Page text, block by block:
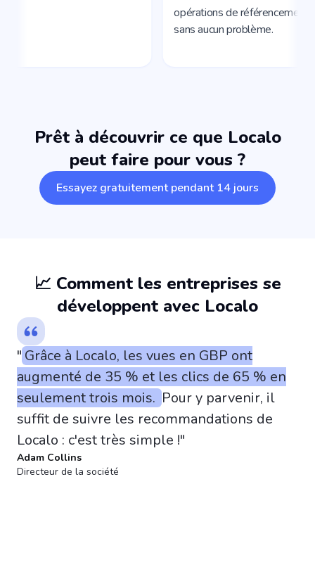
Prêt à découvrir ce que Localo
peut faire pour vous ?
Essayez gratuitement pendant 14 jours
📈 Comment les entreprises se
développent avec Localo